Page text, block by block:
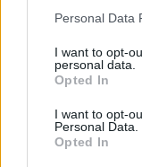
Personal Data
I want to opt-
personal data.
Opted In
I want to opt-
Personal Data.
Opted In